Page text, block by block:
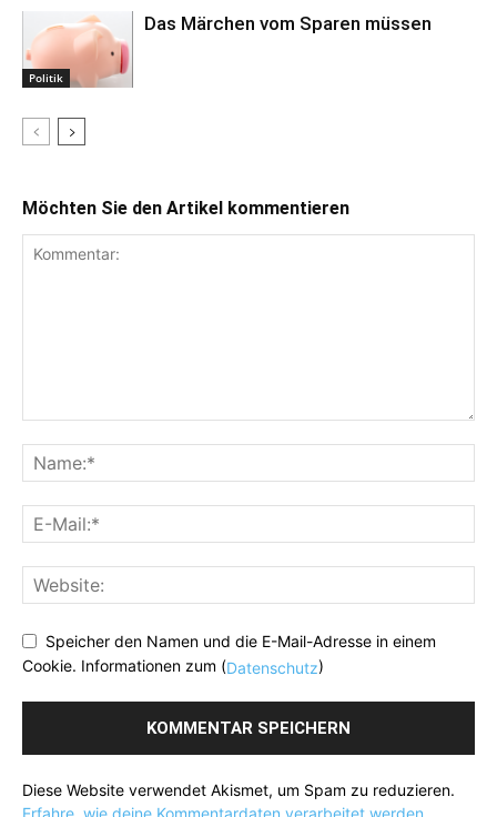
Politik
Das Märchen vom Sparen müssen
Möchten Sie den Artikel kommentieren
Speicher den Namen und die E-Mail-Adresse in einem
Cookie. Informationen zum (Datenschutz)
Diese Website verwendet Akismet, um Spam zu reduzieren.